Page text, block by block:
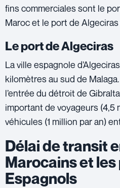
fins commerciales sont le
Maroc et le port de
Le port de Algeciras
La ville espagnole
kilomètres au sud de
l’entrée du détroit de
important de voyageurs (4,5
véhicules (1 million par an)
Délai de transit
Marocains et
Espagnols